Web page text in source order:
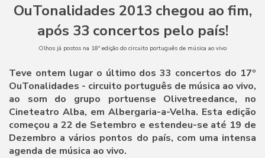
OuTonalidades 2013 chegou ao fim,
após 33 concertos pelo país!
Olhos já postos na 18ª edição do circuito português de música ao vivo
Teve ontem lugar o último dos 33 concertos do 17º
OuTonalidades - circuito português de música ao vivo,
ao som do grupo portuense Olivetreedance, no
Cineteatro Alba, em Albergaria-a-Velha. Esta edição
começou a 22 de Setembro e estendeu-se até 19 de
Dezembro a vários pontos do país, com uma intensa
agenda de música ao vivo.